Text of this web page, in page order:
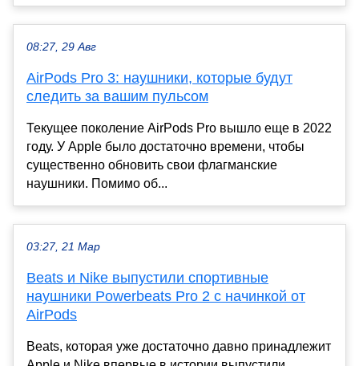
08:27, 29 Авг
AirPods Pro 3: наушники, которые будут
следить за вашим пульсом
Текущее поколение AirPods Pro вышло еще в 2022
году. У Apple было достаточно времени, чтобы
существенно обновить свои флагманские
наушники. Помимо об...
03:27, 21 Мар
Beats и Nike выпустили спортивные
наушники Powerbeats Pro 2 с начинкой от
AirPods
Beats, которая уже достаточно давно принадлежит